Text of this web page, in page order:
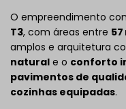
O empreendimento
T3, com áreas entre 57
amplos e arquitetura
natural e o conforto
pavimentos de
cozinhas equipadas.